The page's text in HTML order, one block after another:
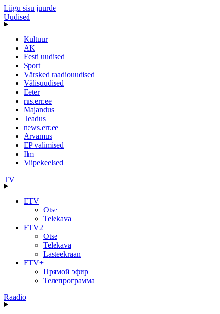
Liigu sisu juurde
Uudised
Kultuur
AK
Eesti uudised
Sport
Värsked raadiouudised
Välisuudised
Eeter
rus.err.ee
Majandus
Teadus
news.err.ee
Arvamus
EP valimised
Ilm
Viipekeelsed
TV
ETV
Otse
Telekava
ETV2
Otse
Telekava
Lasteekraan
ETV+
Прямой эфир
Телепрограмма
Raadio